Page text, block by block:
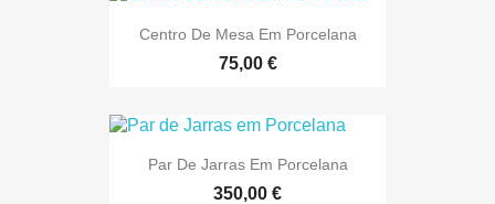
Centro De Mesa Em Porcelana
75,00 €
Par De Jarras Em Porcelana
350,00 €